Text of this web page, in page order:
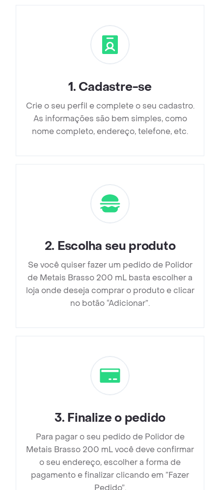
1. Cadastre-se
Crie o seu perfil e complete o seu cadastro.
As informações são bem simples, como
nome completo, endereço, telefone, etc.
2. Escolha seu produto
Se você quiser fazer um pedido de Polidor
de Metais Brasso 200 mL basta escolher a
loja onde deseja comprar o produto e clicar
no botão “Adicionar”.
3. Finalize o pedido
Para pagar o seu pedido de Polidor de
Metais Brasso 200 mL você deve confirmar
o seu endereço, escolher a forma de
pagamento e finalizar clicando em ”Fazer
Pedido”.